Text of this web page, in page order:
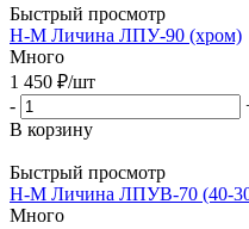
Быстрый просмотр
Н-М Личина ЛПУ-90 (хром)
Много
1 450 ₽/шт
-
В корзину
Быстрый просмотр
Н-М Личина ЛПУВ-70 (40-
Много